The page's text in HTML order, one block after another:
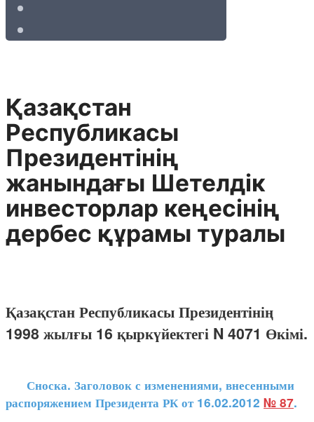
Қазақстан
Республикасы
Президентінің
жанындағы Шетелдік
инвесторлар кеңесінің
дербес құрамы туралы
Қазақстан Республикасы Президентінің
1998 жылғы 16 қыркүйектегі N 4071 Өкімі.
Сноска. Заголовок с изменениями, внесенными
распоряжением Президента РК от 16.02.2012 № 87.